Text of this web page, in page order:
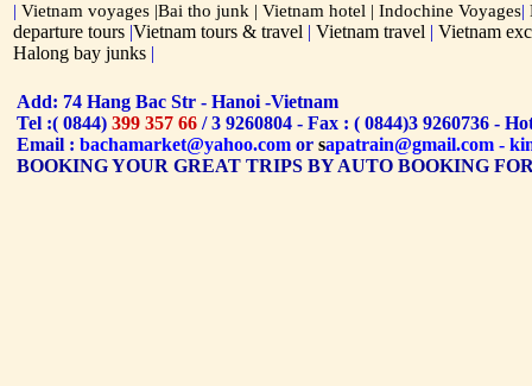
| Vietnam voyages |Bai tho junk | Vietnam hotel | Indochine Voyages|
departure tours |Vietnam tours & travel | Vietnam travel | Vietnam
Halong bay junks |
Add: 74 Hang Bac Str - Hanoi -Vietnam
Tel :( 0844) 399 357 66 / 3 9260804 - Fax : ( 0844)3 9260736 -
Email : bachamarket@yahoo.com or sapatrain@gmail.com -
BOOKING YOUR GREAT TRIPS BY AUTO BOOKING